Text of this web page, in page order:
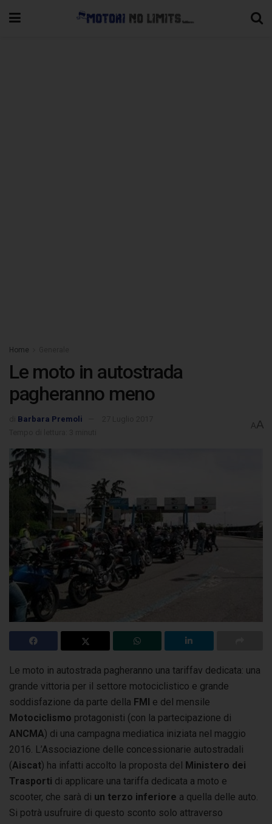
Home
Le moto in autostrada
pagheranno meno
Barbara Premoli
AA
Le moto in autostrada pagheranno una tariffav dedicata: una
grande vittoria per il settore motociclistico e grande
soddisfazione da parte della FMI e del mensile
Motociclismo protagonisti (con la partecipazione di
ANCMA) di una campagna mediatica iniziata nel maggio
2016. L’Associazione delle concessionarie autostradali
(Aiscat) ha infatti accolto la proposta del Ministero dei
Trasporti di applicare una tariffa dedicata a moto e
scooter, che sarà di un terzo inferiore a quella delle auto.
Si potrà usufruire di questo sconto solo attraverso